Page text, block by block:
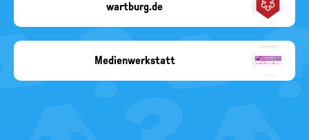
wartburg.de
Medienwerkstatt